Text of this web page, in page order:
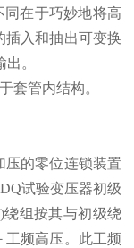
在于巧妙地将高
插入和抽出可变换
。
套管内结构。
压的零位连锁装置
试验变压器初级
组按其与初级绕
工频高压。此工频